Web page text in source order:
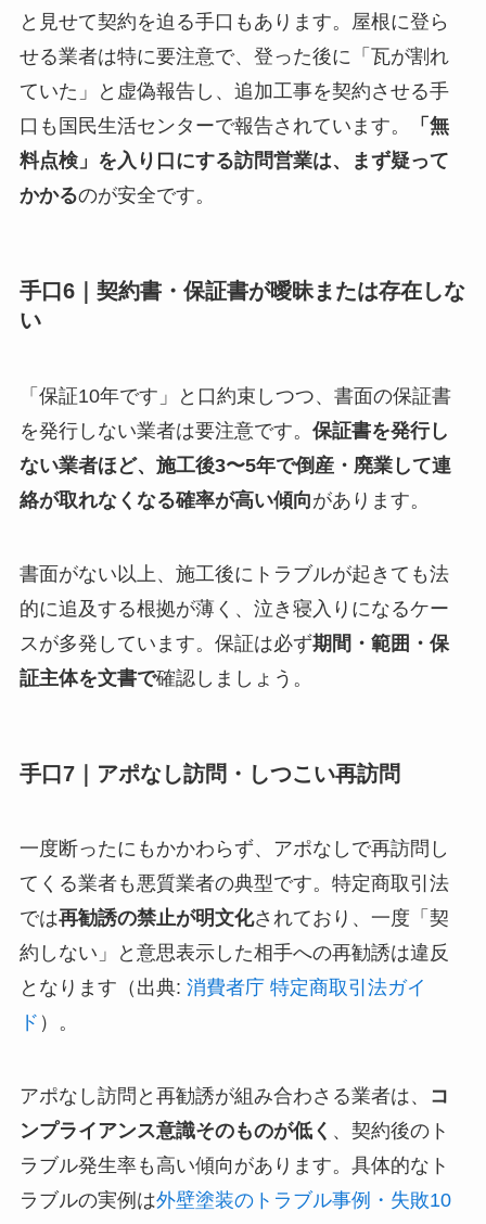
と見せて契約を迫る手口もあります。屋根に登ら
せる業者は特に要注意で、登った後に「瓦が割れ
ていた」と虚偽報告し、追加工事を契約させる手
口も国民生活センターで報告されています。
「無
料点検」を入り口にする訪問営業は、まず疑って
かかるのが安全です。
手口6｜契約書・保証書が曖昧または存在しな
い
「保証10年です」と口約束しつつ、書面の保証書
を発行しない業者は要注意です。 保証書を発行し
ない業者ほど、施工後3〜5年で倒産・廃業して連
絡が取れなくなる確率が高い傾向があります。
書面がない以上、施工後にトラブルが起きても法
的に追及する根拠が薄く、泣き寝入りになるケー
スが多発しています。保証は必ず期間・範囲・保
証主体を文書で確認しましょう。
手口7｜アポなし訪問・しつこい再訪問
一度断ったにもかかわらず、アポなしで再訪問し
てくる業者も悪質業者の典型です。特定商取引法
では再勧誘の禁止が明文化されており、一度「契
約しない」と意思表示した相手への再勧誘は違反
となります（出典: 消費者庁 特定商取引法ガイ
ド ）。
アポなし訪問と再勧誘が組み合わさる業者は、
コ
ンプライアンス意識そのものが低く 、契約後のト
ラブル発生率も高い傾向があります。具体的なト
ラブルの実例は外壁塗装のトラブル事例・失敗10